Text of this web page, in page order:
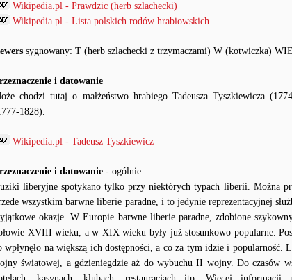
Wikipedia.pl - Prawdzic (herb szlachecki)
Wikipedia.pl - Lista polskich rodów hrabiowskich
sygnowany: T (herb szlachecki z trzymaczami) W (kotwiczka)
i datowanie
chodzi tutaj o małżeństwo hrabiego Tadeusza Tyszkiewicza
1828).
Wikipedia.pl - Tadeusz Tyszkiewicz
i datowanie - ogólnie
liberyjne spotykano tylko przy niektórych typach liberii. Można
wszystkim barwne liberie paradne, i to jedynie reprezentacyjnej
okazje. W Europie barwne liberie paradne, zdobione
XVIII wieku, a w XIX wieku były już stosunkowo popularne.
wpłynęło na większą ich dostępności, a co za tym idzie i
światowej, a gdzieniegdzie aż do wybuchu II wojny. Do czasów